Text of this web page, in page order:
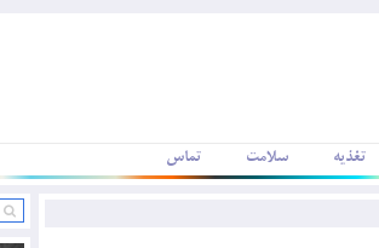
تغذیه سلامت تماس